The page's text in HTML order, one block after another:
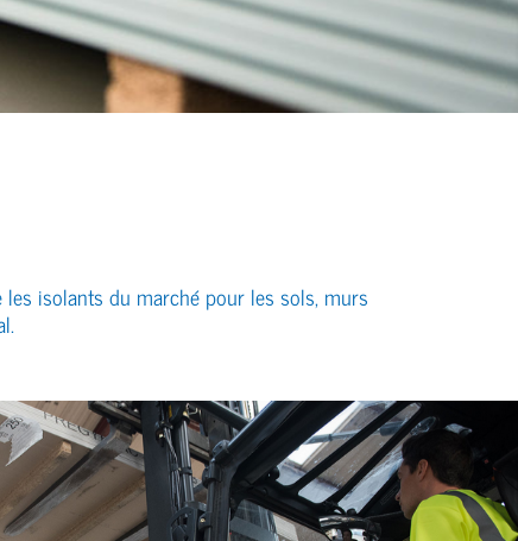
isolants du marché pour les sols, murs